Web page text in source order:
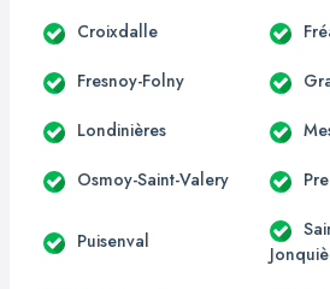
Croixdalle
Fresnoy-Folny
Londinières
Osmoy-Saint-Valery
Puisenval